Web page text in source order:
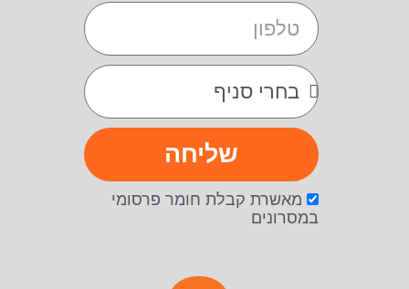
מאשרת קבלת חומר פרסומי
במסרונים
שליחה